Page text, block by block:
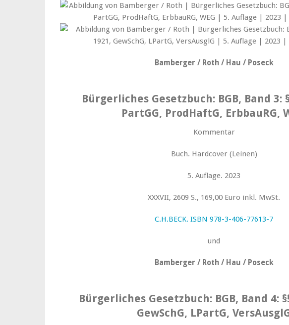
Bamberger / Roth / Hau / Poseck
Bürgerliches Gesetzbuch: BGB, Band 3:
PartGG, ProdHaftG, ErbbauRG,
Kommentar
Buch. Hardcover (Leinen)
5. Auflage. 2023
XXXVII, 2609 S., 169,00 Euro inkl. MwSt.
C.H.BECK. ISBN 978-3-406-77613-7
und
Bamberger / Roth / Hau / Poseck
Bürgerliches Gesetzbuch: BGB, Band 4:
GewSchG, LPartG,